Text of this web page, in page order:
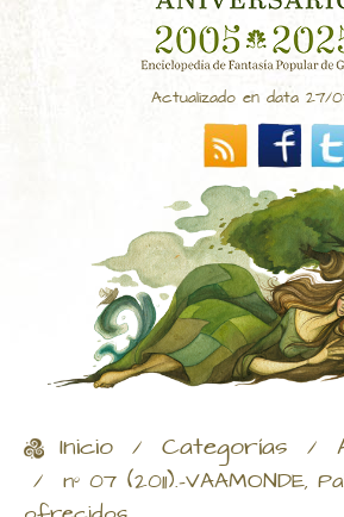
Actualizado en data 27/
Inicio / Categorías /
/ nº 07 (2011).-VAAMONDE,